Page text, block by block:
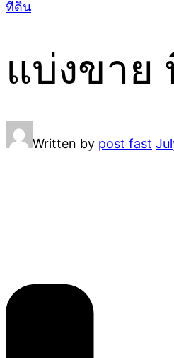
ที่ดิน
แบ่งขาย
Written by post fast